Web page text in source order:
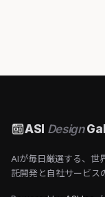
ASI Design
AIが毎日厳選する、世
託開発と自社サービス